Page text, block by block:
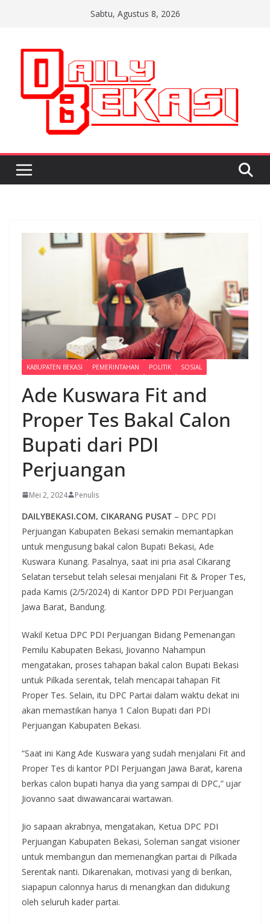
Sabtu, Agustus 8, 2026
KABUPATEN BEKASI PEMERINTAHAN POLITIK SOSIAL
Ade Kuswara Fit and
Proper Tes Bakal Calon
Bupati dari PDI
Perjuangan
Mei 2, 2024 Penulis
DAILYBEKASI.COM, CIKARANG PUSAT – DPC PDI
Perjuangan Kabupaten Bekasi semakin memantapkan
untuk mengusung bakal calon Bupati Bekasi, Ade
Kuswara Kunang. Pasalnya, saat ini pria asal Cikarang
Selatan tersebut telah selesai menjalani Fit & Proper Tes,
pada Kamis (2/5/2024) di Kantor DPD PDI Perjuangan
Jawa Barat, Bandung.
Wakil Ketua DPC PDI Perjuangan Bidang Pemenangan
Pemilu Kabupaten Bekasi, Jiovanno Nahampun
mengatakan, proses tahapan bakal calon Bupati Bekasi
untuk Pilkada serentak, telah mencapai tahapan Fit
Proper Tes. Selain, itu DPC Partai dalam waktu dekat ini
akan memastikan hanya 1 Calon Bupati dari PDI
Perjuangan Kabupaten Bekasi.
“Saat ini Kang Ade Kuswara yang sudah menjalani Fit and
Proper Tes di kantor PDI Perjuangan Jawa Barat, karena
berkas calon bupati hanya dia yang sampai di DPC,” ujar
Jiovanno saat diwawancarai wartawan.
Jio sapaan akrabnya, mengatakan, Ketua DPC PDI
Perjuangan Kabupaten Bekasi, Soleman sangat visioner
untuk membangun dan memenangkan partai di Pilkada
Serentak nanti. Dikarenakan, motivasi yang di berikan,
siapapun calonnya harus di menangkan dan didukung
oleh seluruh kader partai.